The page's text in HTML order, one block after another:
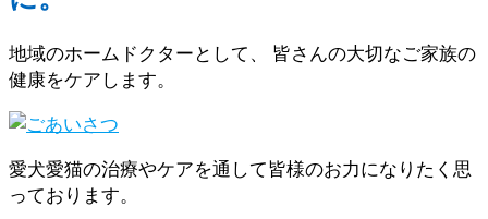
地域のホームドクターとして、 皆さんの大切なご家族の
健康をケアします。
愛犬愛猫の治療やケアを通して皆様のお力になりたく思
っております。